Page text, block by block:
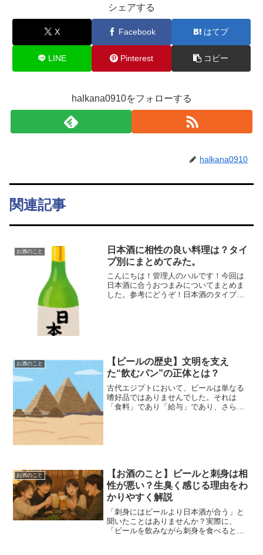
シェアする
X Facebook はてブ
LINE Pinterest コピー
halkana0910をフォローする
halkana0910
関連記事
お酒のこと
日本酒に相性の良い料理は？タイ
プ別にまとめてみた。
こんにちは！管理人のハルです！今回は
日本酒に合うおつまみについてまとめま
した。参考にどうぞ！日本酒のタイプ日
お酒のこと
【ビールの歴史】文明を支え
た“飲むパン”の正体とは？
古代エジプトにおいて、ビールは単なる
嗜好品ではありませんでした。それは
「食料」であり「給与」であり、さらに
お酒のこと
【お酒のこと】ビールと刺身は相
性が悪い？生臭く感じる理由をわ
かりやすく解説
「刺身にはビールより日本酒が合う」と
聞いたことはありませんか？実際に、
「ビールを飲みながら刺身を食べると、